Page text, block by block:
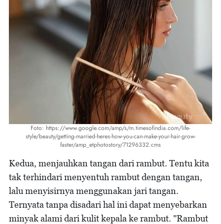
Foto: https://www.google.com/amp/s/m.timesofindia.com/life-
style/beauty/getting-married-heres-how-you-can-make-your-hair-grow-
faster/amp_etphotostory/71296332.cms
Kedua, menjauhkan tangan dari rambut. Tentu kita
tak terhindari menyentuh rambut dengan tangan,
lalu menyisirnya menggunakan jari tangan.
Ternyata tanpa disadari hal ini dapat menyebarkan
minyak alami dari kulit kepala ke rambut. "Rambut